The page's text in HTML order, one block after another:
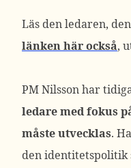
Läs den ledaren,
länken här också,
PM Nilsson har
ledare med fokus
måste utvecklas.
den identitetspolitik